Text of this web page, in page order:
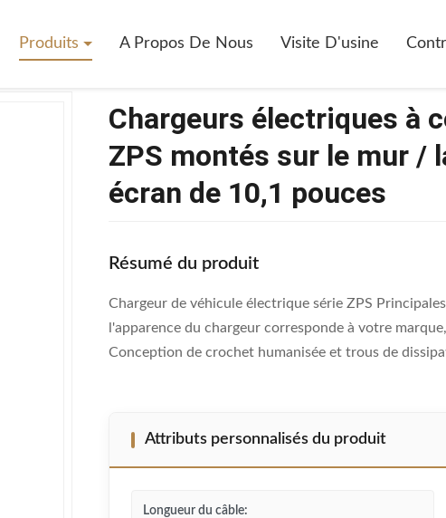
Produits A Propos De Nous Visite D'usine
Chargeurs Électriques À Courant Continu De La Série ZPS Montés Sur Le
Chargeurs électriques à
ZPS montés sur le mur /
écran de 10,1 pouces
Résumé du produit
Chargeur de véhicule électrique série ZPS
l'apparence du chargeur corresponde à votre
Conception de crochet humanisée et trous de
Attributs personnalisés du produit
Longueur du câble: